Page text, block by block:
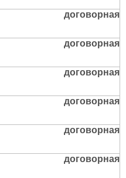
договорная
договорная
договорная
договорная
договорная
договорная